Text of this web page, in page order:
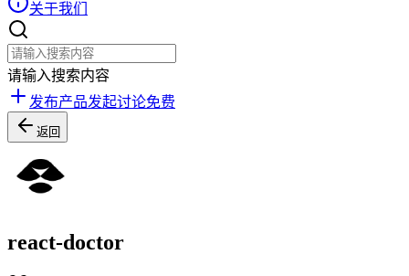
关于我们
请输入搜索内容
发布产品发起讨论免费
返回
react-doctor